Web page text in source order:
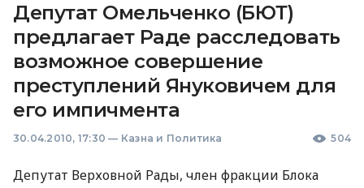
Депутат Омельченко (БЮТ)
предлагает Раде расследовать
возможное совершение
преступлений Януковичем для
его импичмента
30.04.2010, 17:30 — Казна и Политика 504
Депутат Верховной Рады, член фракции Блока